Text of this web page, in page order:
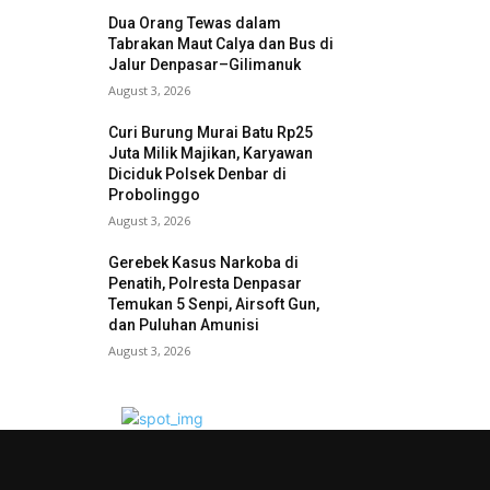
Dua Orang Tewas dalam
Tabrakan Maut Calya dan Bus di
Jalur Denpasar–Gilimanuk
August 3, 2026
Curi Burung Murai Batu Rp25
Juta Milik Majikan, Karyawan
Diciduk Polsek Denbar di
Probolinggo
August 3, 2026
Gerebek Kasus Narkoba di
Penatih, Polresta Denpasar
Temukan 5 Senpi, Airsoft Gun,
dan Puluhan Amunisi
August 3, 2026